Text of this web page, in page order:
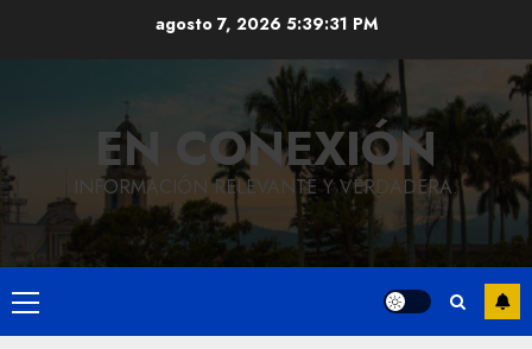
agosto 7, 2026 5:39:32 PM
EN CONEXIÓN
INFORMACIÓN RELEVANTE Y VERDADERA.
Menú
principal
Local
Hoy